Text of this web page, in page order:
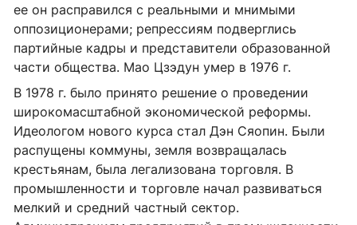
ее он расправился с реальными и мнимыми
оппозиционерами; репрессиям подверглись
партийные кадры и представители образованной
части общества. Мао Цзэдун умер в 1976 г.
В 1978 г. было принято решение о проведении
широкомасштабной экономической реформы.
Идеологом нового курса стал Дэн Сяопин. Были
распущены коммуны, земля возвращалась
крестьянам, была легализована торговля. В
промышленности и торговле начал развиваться
мелкий и средний частный сектор.